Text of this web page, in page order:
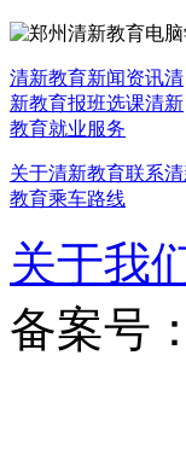
清新教育新闻资讯清
新教育报班选课清新
教育就业服务
关于清新教育联系
教育乘车路线
关于我
备案号：